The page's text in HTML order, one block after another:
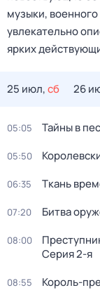
музыки,
увлекательно
ярких
25 июл,сб 26
05:05 Тайны в
05:50
06:35 Ткань
07:20 Битва
08:00
Серия 2-я
08:55 Король-